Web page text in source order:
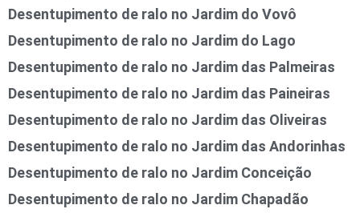
Desentupimento de ralo no Jardim do Vovô
Desentupimento de ralo no Jardim do Lago
Desentupimento de ralo no Jardim das Palmeiras
Desentupimento de ralo no Jardim das Paineiras
Desentupimento de ralo no Jardim das Oliveiras
Desentupimento de ralo no Jardim das Andorinhas
Desentupimento de ralo no Jardim Conceição
Desentupimento de ralo no Jardim Chapadão